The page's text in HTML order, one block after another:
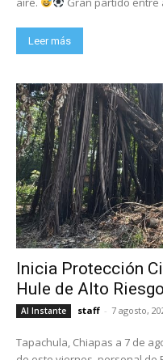
Leer más
Inicia Protección
Hule de Alto
Al Instante staff - 7 agosto,
Tapachula, Chiapas a 7 de